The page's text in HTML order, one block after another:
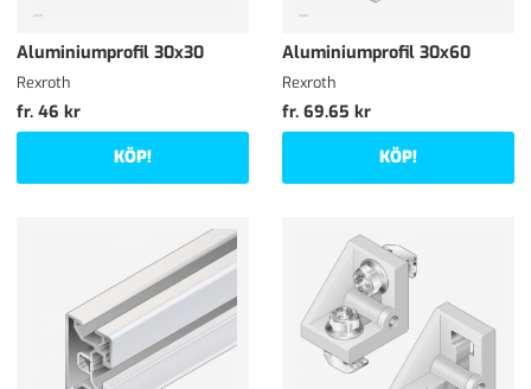
Aluminiumprofil 30x30
Rexroth
fr. 46 kr
KÖP!
Aluminiumprofil 30x60
Rexroth
fr. 69.65 kr
KÖP!